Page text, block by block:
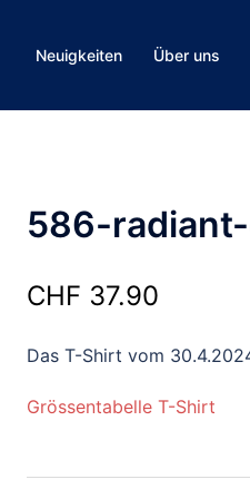
Neuigkeiten Über uns
586-
CHF 37.90
Das T-Shirt vom
Grössentabelle T-Shirt